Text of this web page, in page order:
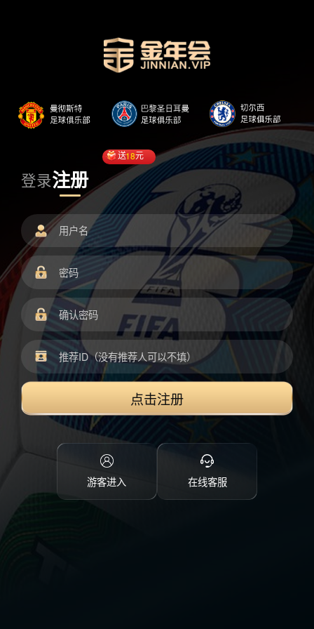
登录注册
送18元
点击注册
游客进入 在线客服